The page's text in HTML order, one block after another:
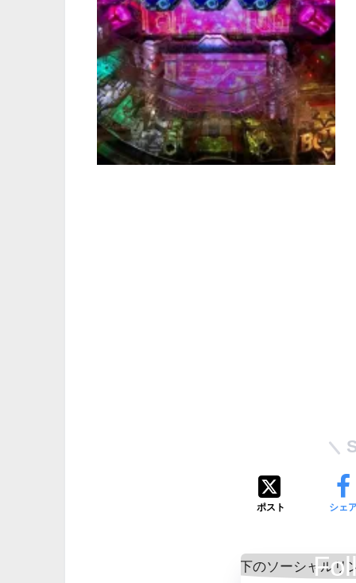
ポスト シェ